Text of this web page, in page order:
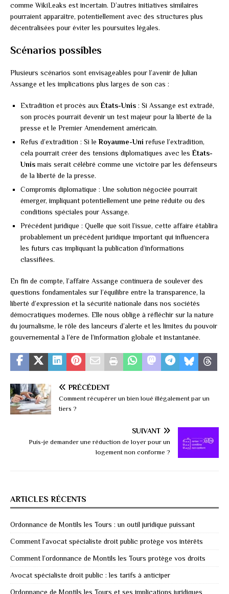
comme WikiLeaks est incertain. D’autres initiatives similaires
pourraient apparaître, potentiellement avec des structures plus
décentralisées pour éviter les poursuites légales.
Scénarios possibles
Plusieurs scénarios sont envisageables pour l’avenir de Julian
Assange et les implications plus larges de son cas :
Extradition et procès aux États-Unis : Si Assange est extradé,
son procès pourrait devenir un test majeur pour la liberté de la
presse et le Premier Amendement américain.
Refus d’extradition : Si leRoyaume-Uni refuse l’extradition,
cela pourrait créer des tensions diplomatiques avec les États-
Unismais serait célébré comme une victoire par les défenseurs
de la liberté de la presse.
Compromis diplomatique : Une solution négociée pourrait
émerger, impliquant potentiellement une peine réduite ou des
conditions spéciales pour Assange.
Précédent juridique : Quelle que soit l’issue, cette affaire établira
probablement un précédent juridique important qui influencera
les futurs cas impliquant la publication d’informations
classifiées.
En fin de compte, l’affaire Assange continuera de soulever des
questions fondamentales sur l’équilibre entre la transparence, la
liberté d’expression et la sécurité nationale dans nos sociétés
démocratiques modernes. Elle nous oblige à réfléchir sur la nature
du journalisme, le rôle des lanceurs d’alerte et les limites du pouvoir
gouvernemental à l’ère de l’information globale et instantanée.
PRÉCÉDENT
Comment récupérer un bien loué illégalement par un
tiers ?
SUIVANT
Puis-je demander une réduction de loyer pour un
logement non conforme ?
ARTICLES RÉCENTS
Ordonnance de Montils les Tours : un outil juridique puissant
Comment l’avocat spécialiste droit public protège vos intérêts
Comment l’ordonnance de Montils les Tours protège vos droits
Avocat spécialiste droit public : les tarifs à anticiper
Ordonnance de Montils les Tours et ses implications juridiques